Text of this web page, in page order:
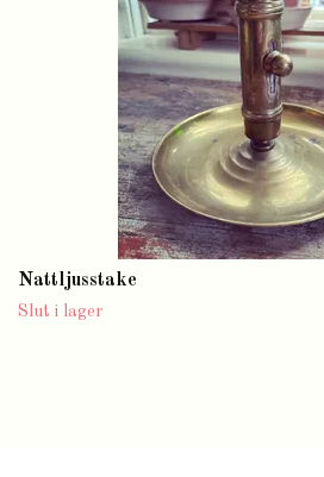
Nattljusstake
Slut i lager